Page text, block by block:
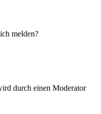
melden?
durch einen Moderator